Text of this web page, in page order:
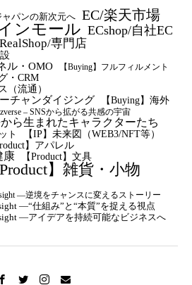
パンの新次元へ EC/楽天市場
ンモール ECshop/自社EC
RealShop/専門店
ル・OMO
【Buying】フルフィルメント
・CRM
（流通）
チャンダイジング 【Buying】海外
– SNSから拡がる共感の宇宙
から生まれたキャラクターたち
ト 【IP】未来図（WEB3/NFT等）
】アパレル
康 【Product】文具
Product】雑貨・小物
—逆境をチャンスに変えるストーリー
—“仕組み”と“本質”を捉える視点
—アイデアを持続可能なビジネスへ